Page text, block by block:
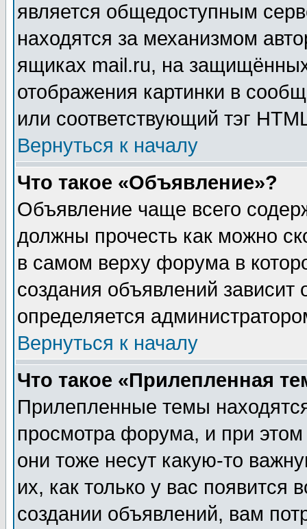
является общедоступным
находятся за механизмом
ящиках mail.ru, на
отображения картинки в
или соответствующий тэг
Вернуться к началу
Что такое «Объявление»?
Объявление чаще всего
должны прочесть как можно
в самом верху форума в
создания объявлений зависит
определяется
Вернуться к началу
Что такое «Прилепленная
Прилепленные темы
просмотра форума, и при
они тоже несут какую-то
их, как только у вас появится
создании объявлений, вам